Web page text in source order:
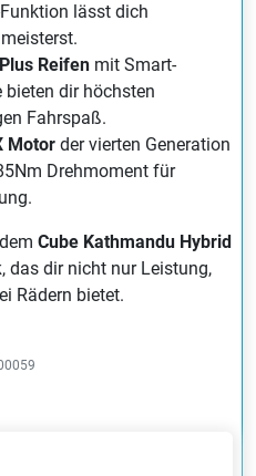
lässt dich
Reifen mit Smart-
bieten dir höchsten
Fahrspaß.
Motor der vierten Generation
Drehmoment für
Cube Kathmandu Hybrid
, das dir nicht nur Leistung,
Rädern bietet.